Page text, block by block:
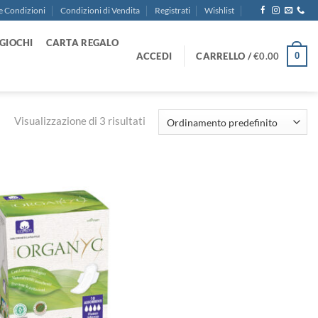
Condizioni Condizioni di Vendita Registrati Wishlist
GIOCHI CARTA REGALO
ACCEDI CARRELLO /€0.00 0
Visualizzazione di 3 risultati
Aggiungi
alla lista
desideri